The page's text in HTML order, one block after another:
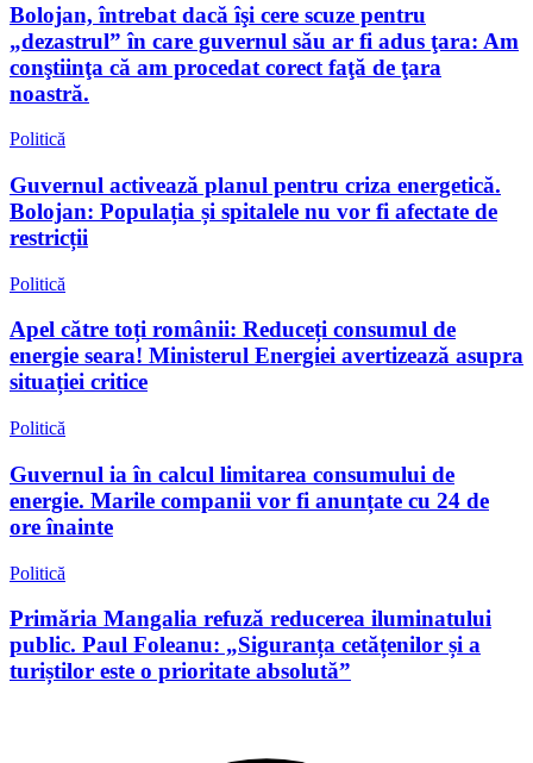
Bolojan, întrebat dacă îşi cere scuze pentru
„dezastrul” în care guvernul său ar fi adus ţara: Am
conştiinţa că am procedat corect faţă de ţara
noastră.
Politică
Guvernul activează planul pentru criza energetică.
Bolojan: Populația și spitalele nu vor fi afectate de
restricții
Politică
Apel către toți românii: Reduceți consumul de
energie seara! Ministerul Energiei avertizează asupra
situației critice
Politică
Guvernul ia în calcul limitarea consumului de
energie. Marile companii vor fi anunțate cu 24 de
ore înainte
Politică
Primăria Mangalia refuză reducerea iluminatului
public. Paul Foleanu: „Siguranța cetățenilor și a
turiștilor este o prioritate absolută”